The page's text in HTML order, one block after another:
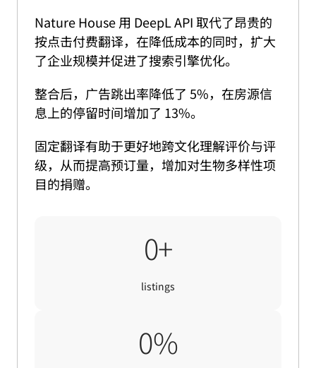
Nature House 用 DeepL API 取代了昂贵的
按点击付费翻译，在降低成本的同时，扩大
了企业规模并促进了搜索引擎优化。
整合后，广告跳出率降低了 5%，在房源信
息上的停留时间增加了 13%。
固定翻译有助于更好地跨文化理解评价与评
级，从而提高预订量，增加对生物多样性项
目的捐赠。
0+9000+
listings
0%5%